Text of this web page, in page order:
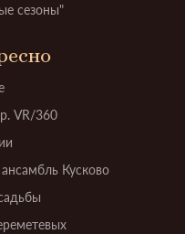
сезоны"
VR/360
Кусково